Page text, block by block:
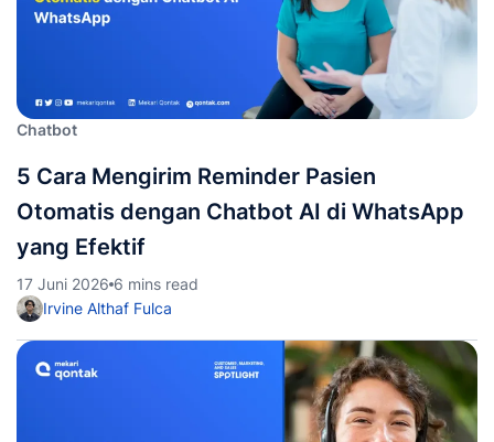
Chatbot
5 Cara Mengirim Reminder Pasien
Otomatis dengan Chatbot AI di WhatsApp
yang Efektif
17 Juni 2026 6 mins read
Irvine Althaf Fulca